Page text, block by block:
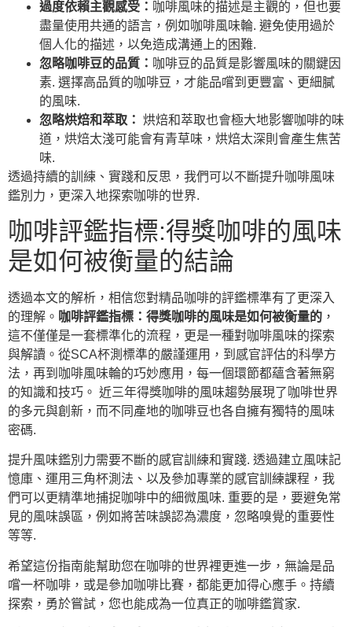
過度依賴主觀感受： 咖啡風味的描述是主觀的，但也要
盡量使用共通的語言，例如咖啡風味輪. 避免使用過於
個人化的描述，以免造成溝通上的困難.
忽略咖啡豆的品質： 咖啡豆的品質是影響風味的關鍵因
素. 選擇高品質的咖啡豆，才能品嚐到更豐富、更細膩
的風味.
忽略烘焙和萃取： 烘焙和萃取也會極大地影響咖啡的味
道，烘焙太淺可能會有青草味，烘焙太深則會產生焦苦
味.
透過持續的訓練、實踐和反思，我們可以不斷提升咖啡風味
鑑別力，更深入地探索咖啡的世界.
咖啡評鑑指標:得獎咖啡的風味
是如何被衡量的結論
透過本文的解析，相信您對精品咖啡的評鑑標準有了更深入
的理解。 咖啡評鑑指標：得獎咖啡的風味是如何被衡量的 ，
這不僅僅是一套標準化的流程，更是一種對咖啡風味的探索
與解讀。從SCA杯測標準的嚴謹運用，到感官評估的科學方
法，再到咖啡風味輪的巧妙應用，每一個環節都蘊含著無窮
的知識和技巧。 近三年得獎咖啡的風味趨勢展現了咖啡世界
的多元與創新，而不同產地的咖啡豆也各自擁有獨特的風味
密碼.
提升風味鑑別力需要不斷的感官訓練和實踐. 透過建立風味記
憶庫、運用三角杯測法、以及參加專業的感官訓練課程，我
們可以更精準地捕捉咖啡中的細微風味. 重要的是，要避免常
見的風味誤區，例如將苦味誤認為濃度，忽略嗅覺的重要性
等等.
希望這份指南能幫助您在咖啡的世界裡更進一步，無論是品
嚐一杯咖啡，或是參加咖啡比賽，都能更加得心應手。持續
探索，勇於嘗試，您也能成為一位真正的咖啡鑑賞家.